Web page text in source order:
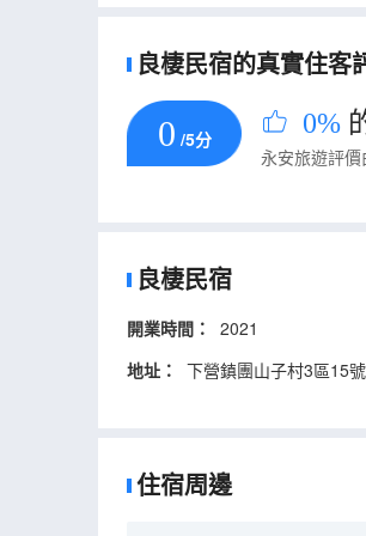
良棲民宿的真實住客
0 /5分 0%
永安旅遊評價
良棲民宿
開業時間：
2021
地址：
下營鎮團山子村3區15號
住宿周邊